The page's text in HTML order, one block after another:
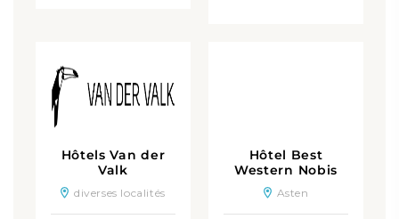
Hôtels Van der
Valk
diverses localités
Hôtel Best
Western Nobis
Asten